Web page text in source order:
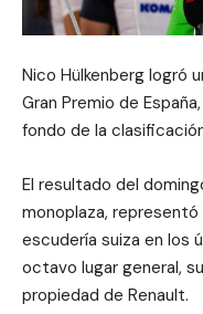
Nico Hülkenberg logró
Gran Premio de
fondo de la
El resultado del
monoplaza,
escudería suiza en los
octavo lugar general,
propiedad de Renault.